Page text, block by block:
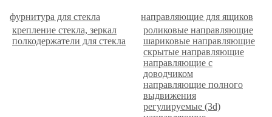
фурнитура для стекла
крепление стекла, зеркал
полкодержатели для стекла
направляющие для ящиков
роликовые направляющие
шариковые направляющие
скрытые направляющие
направляющие с
доводчиком
направляющие полного
выдвижения
регулируемые (3d)